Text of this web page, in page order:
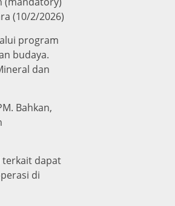
(10/2/2026)
program
budaya.
dan
Bahkan,
terkait dapat
di